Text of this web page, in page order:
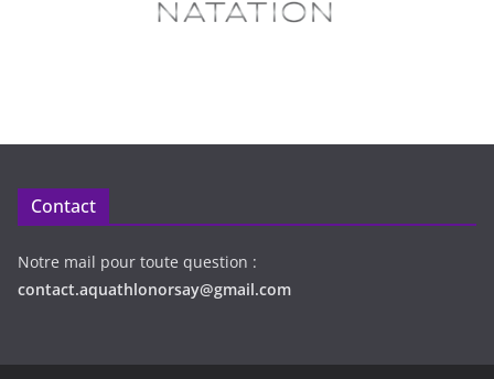
Contact
Notre mail pour toute question :
contact.aquathlonorsay@gmail.com